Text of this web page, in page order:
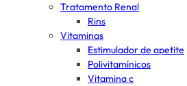
Tratamento Renal
Rins
Vitaminas
Estimulador de apetite
Polivitamínicos
Vitamina c